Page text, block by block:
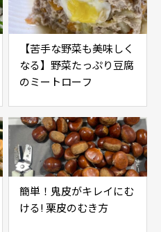
【苦手な野菜も美味しく
なる】野菜たっぷり豆腐
のミートローフ
簡単！鬼皮がキレイにむ
ける! 栗皮のむき方